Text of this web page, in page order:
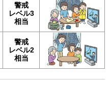
警戒
レベル3
相当
警戒
レベル2
相当